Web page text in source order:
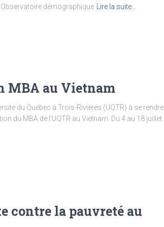
démographique
Lire la suite…
MBA au Vietnam
du Québec à Trois-Rivières (UQTR) à se rendre
du MBA de l’UQTR au Vietnam. Du 4 au 18 juillet
contre la pauvreté au